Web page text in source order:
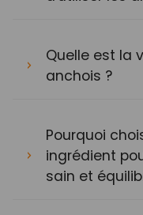
Quelle est la
anchois ?
Pourquoi
ingrédient
sain et